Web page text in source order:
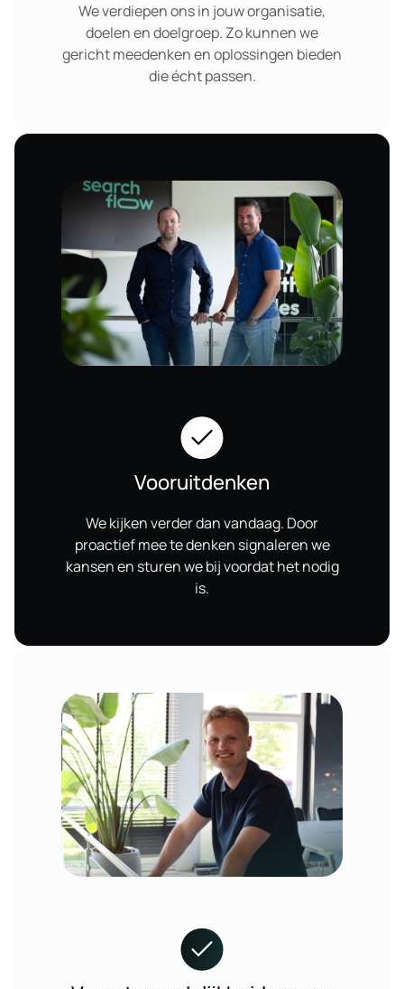
We verdiepen ons in jouw organisatie,
doelen en doelgroep. Zo kunnen we
gericht meedenken en oplossingen bieden
die écht passen.
Vooruitdenken
We kijken verder dan vandaag. Door
proactief mee te denken signaleren we
kansen en sturen we bij voordat het nodig
is.